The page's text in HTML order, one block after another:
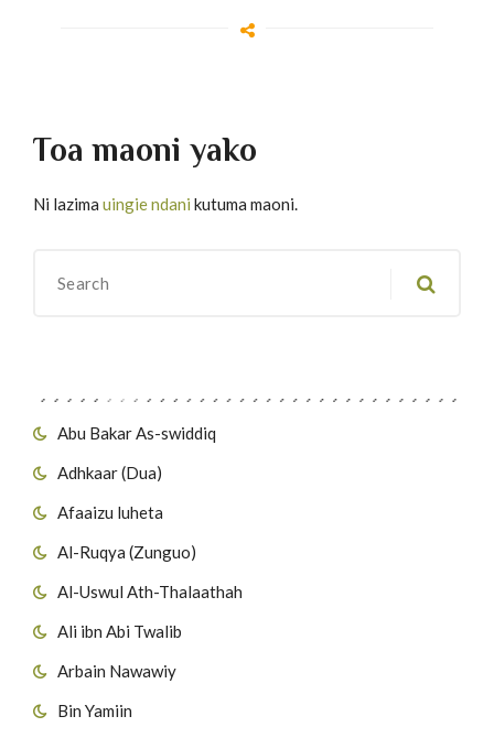
Abu Bakar As-swiddiq
Adhkaar (Dua)
Afaaizu luheta
Al-Ruqya (Zunguo)
Al-Uswul Ath-Thalaathah
Ali ibn Abi Twalib
Arbain Nawawiy
Bin Yamiin
Toa maoni yako
Ni lazima uingie ndani kutuma maoni.